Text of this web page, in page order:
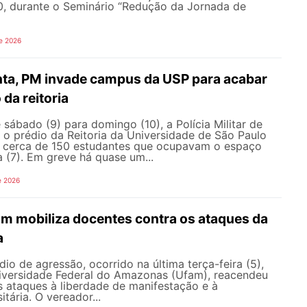
durante o Seminário “Redução da Jornada de
2026
PM invade campus da USP para acabar
da reitoria
sábado (9) para domingo (10), a Polícia Militar de
prédio da Reitoria da Universidade de São Paulo
de 150 estudantes que ocupavam o espaço
Em greve há quase um...
2026
mobiliza docentes contra os ataques da
de agressão, ocorrido na última terça-feira (5),
Federal do Amazonas (Ufam), reacendeu
ataques à liberdade de manifestação e à
O vereador...